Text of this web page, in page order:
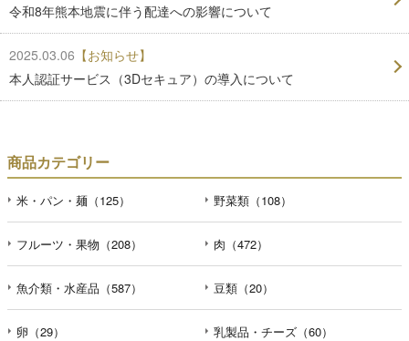
令和8年熊本地震に伴う配達への影響について
2025.03.06 【お知らせ】
本人認証サービス（3Dセキュア）の導入について
商品カテゴリー
米・パン・麺（125） 野菜類（108）
フルーツ・果物（208） 肉（472）
魚介類・水産品（587） 豆類（20）
卵（29） 乳製品・チーズ（60）